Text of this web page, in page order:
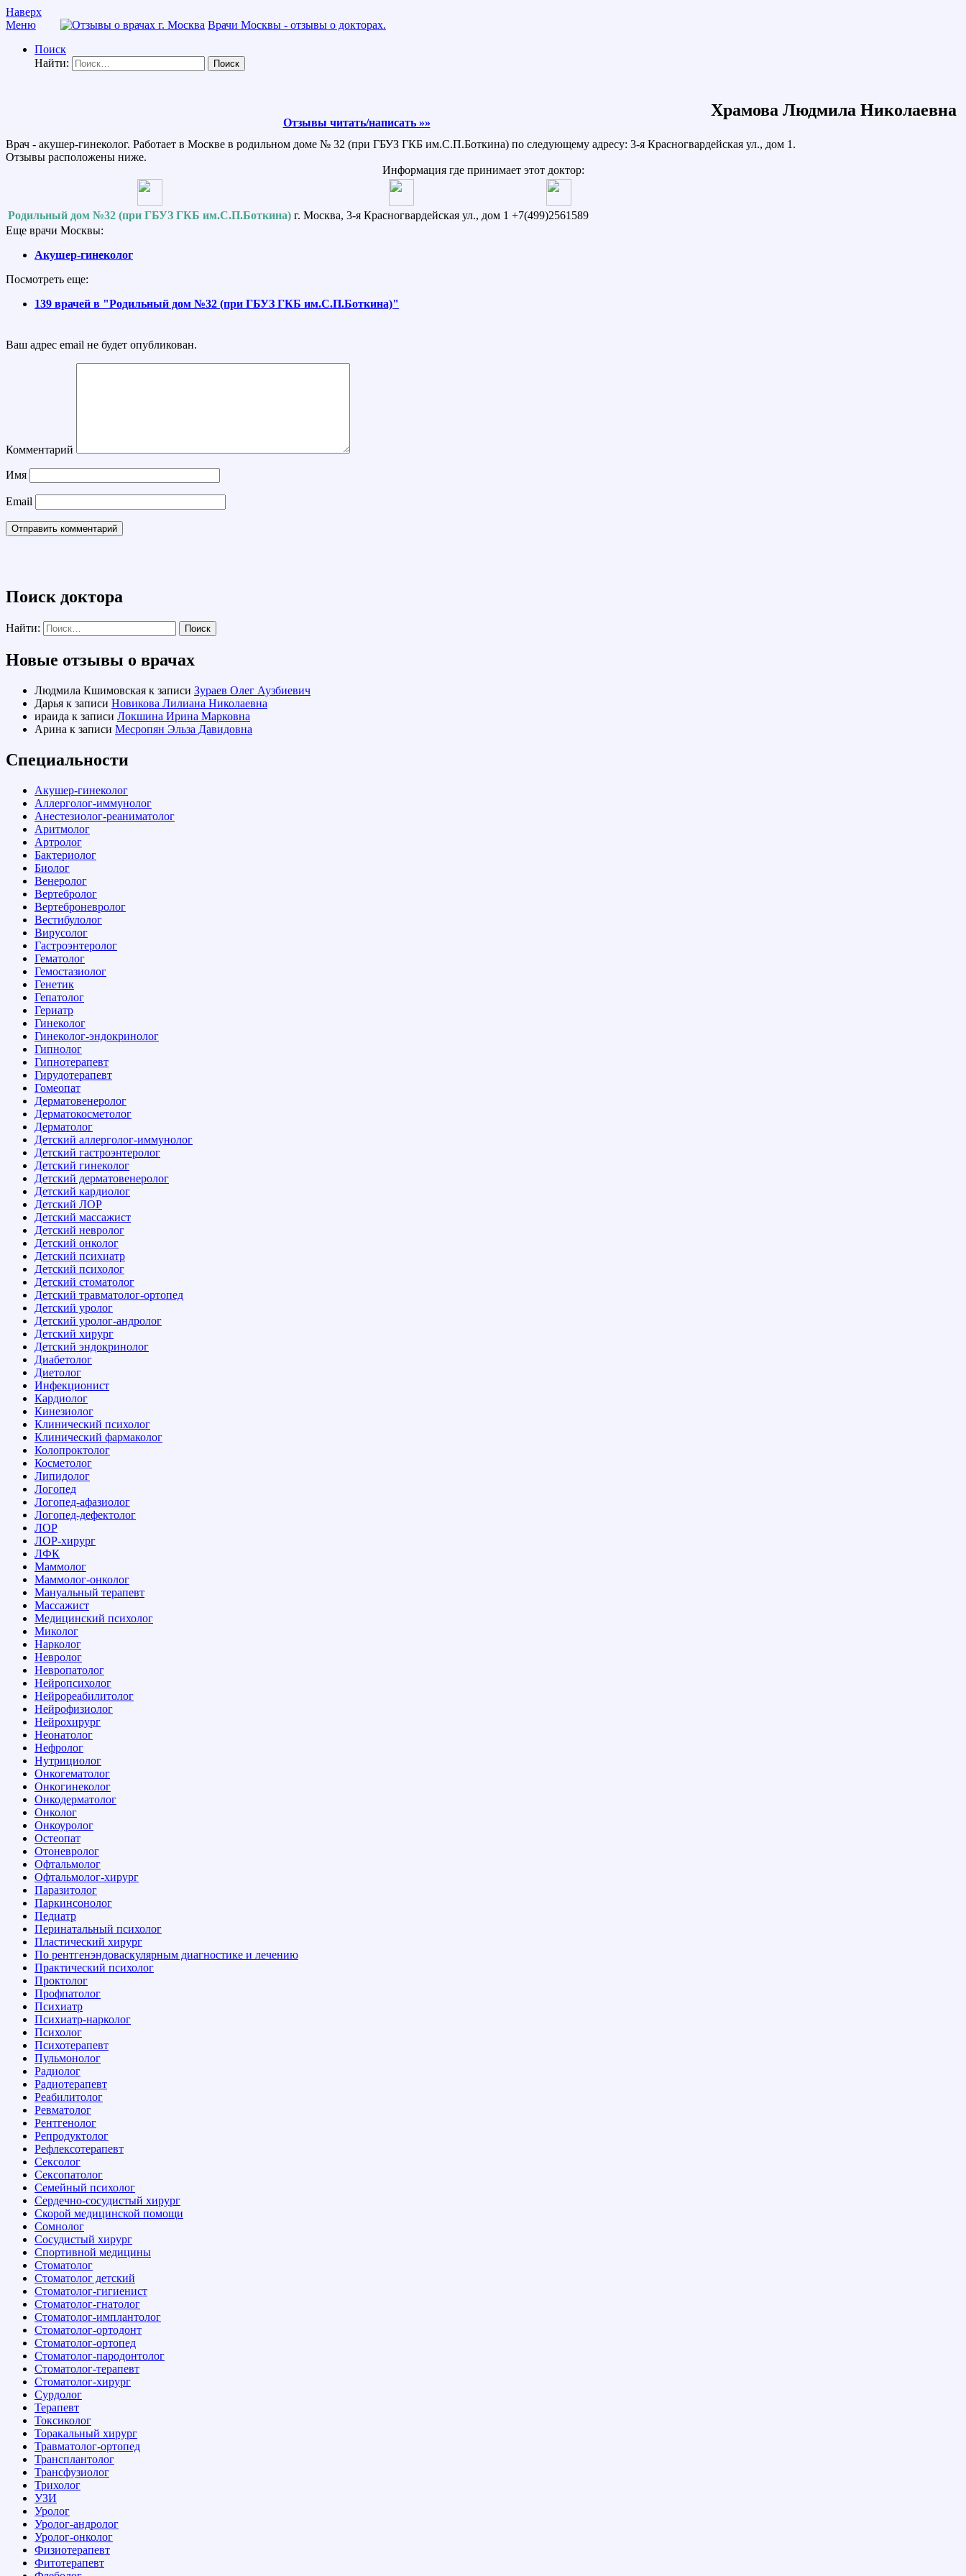
Наверх
Меню
Врачи Москвы - отзывы о докторах.
Поиск
Найти:
Отзывы читать/написать »»
Храмова Людмила Николаевна
Врач - акушер-гинеколог. Работает в Москве в родильном доме № 32 (при ГБУЗ ГКБ им.С.П.Боткина) по следующему адресу: 3-я Красногвардейская ул., дом 1.
Отзывы расположены ниже.
Информация где принимает этот доктор:
Родильный дом №32 (при ГБУЗ ГКБ им.С.П.Боткина) г. Москва, 3-я Красногвардейская ул., дом 1 +7(499)2561589
Еще врачи Москвы:
Акушер-гинеколог
Посмотреть еще:
139 врачей в "Родильный дом №32 (при ГБУЗ ГКБ им.С.П.Боткина)"
Ваш адрес email не будет опубликован.
Комментарий
Имя
Email
Поиск доктора
Найти:
Новые отзывы о врачах
Людмила Кшимовская к записи Зураев Олег Аузбиевич
Дарья к записи Новикова Лилиана Николаевна
ираида к записи Локшина Ирина Марковна
Арина к записи Месропян Эльза Давидовна
Специальности
Акушер-гинеколог
Аллерголог-иммунолог
Анестезиолог-реаниматолог
Аритмолог
Артролог
Бактериолог
Биолог
Венеролог
Вертебролог
Вертеброневролог
Вестибулолог
Вирусолог
Гастроэнтеролог
Гематолог
Гемостазиолог
Генетик
Гепатолог
Гериатр
Гинеколог
Гинеколог-эндокринолог
Гипнолог
Гипнотерапевт
Гирудотерапевт
Гомеопат
Дерматовенеролог
Дерматокосметолог
Дерматолог
Детский аллерголог-иммунолог
Детский гастроэнтеролог
Детский гинеколог
Детский дерматовенеролог
Детский кардиолог
Детский ЛОР
Детский массажист
Детский невролог
Детский онколог
Детский психиатр
Детский психолог
Детский стоматолог
Детский травматолог-ортопед
Детский уролог
Детский уролог-андролог
Детский хирург
Детский эндокринолог
Диабетолог
Диетолог
Инфекционист
Кардиолог
Кинезиолог
Клинический психолог
Клинический фармаколог
Колопроктолог
Косметолог
Липидолог
Логопед
Логопед-афазиолог
Логопед-дефектолог
ЛОР
ЛОР-хирург
ЛФК
Маммолог
Маммолог-онколог
Мануальный терапевт
Массажист
Медицинский психолог
Миколог
Нарколог
Невролог
Невропатолог
Нейропсихолог
Нейрореабилитолог
Нейрофизиолог
Нейрохирург
Неонатолог
Нефролог
Нутрициолог
Онкогематолог
Онкогинеколог
Онкодерматолог
Онколог
Онкоуролог
Остеопат
Отоневролог
Офтальмолог
Офтальмолог-хирург
Паразитолог
Паркинсонолог
Педиатр
Перинатальный психолог
Пластический хирург
По рентгенэндоваскулярным диагностике и лечению
Практический психолог
Проктолог
Профпатолог
Психиатр
Психиатр-нарколог
Психолог
Психотерапевт
Пульмонолог
Радиолог
Радиотерапевт
Реабилитолог
Ревматолог
Рентгенолог
Репродуктолог
Рефлексотерапевт
Сексолог
Сексопатолог
Семейный психолог
Сердечно-сосудистый хирург
Скорой медицинской помощи
Сомнолог
Сосудистый хирург
Спортивной медицины
Стоматолог
Стоматолог детский
Стоматолог-гигиенист
Стоматолог-гнатолог
Стоматолог-имплантолог
Стоматолог-ортодонт
Стоматолог-ортопед
Стоматолог-пародонтолог
Стоматолог-терапевт
Стоматолог-хирург
Сурдолог
Терапевт
Токсиколог
Торакальный хирург
Травматолог-ортопед
Трансплантолог
Трансфузиолог
Трихолог
УЗИ
Уролог
Уролог-андролог
Уролог-онколог
Физиотерапевт
Фитотерапевт